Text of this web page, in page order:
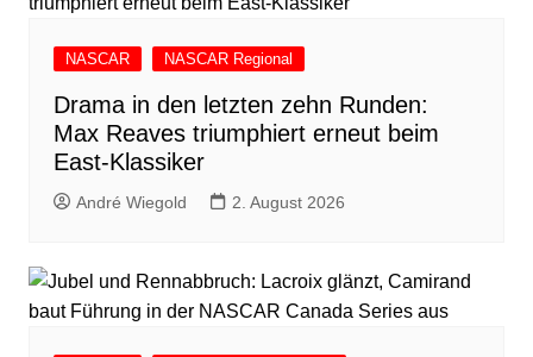
NASCAR NASCAR Regional
Drama in den letzten zehn Runden:
Max Reaves triumphiert erneut beim
East-Klassiker
André Wiegold 2. August 2026